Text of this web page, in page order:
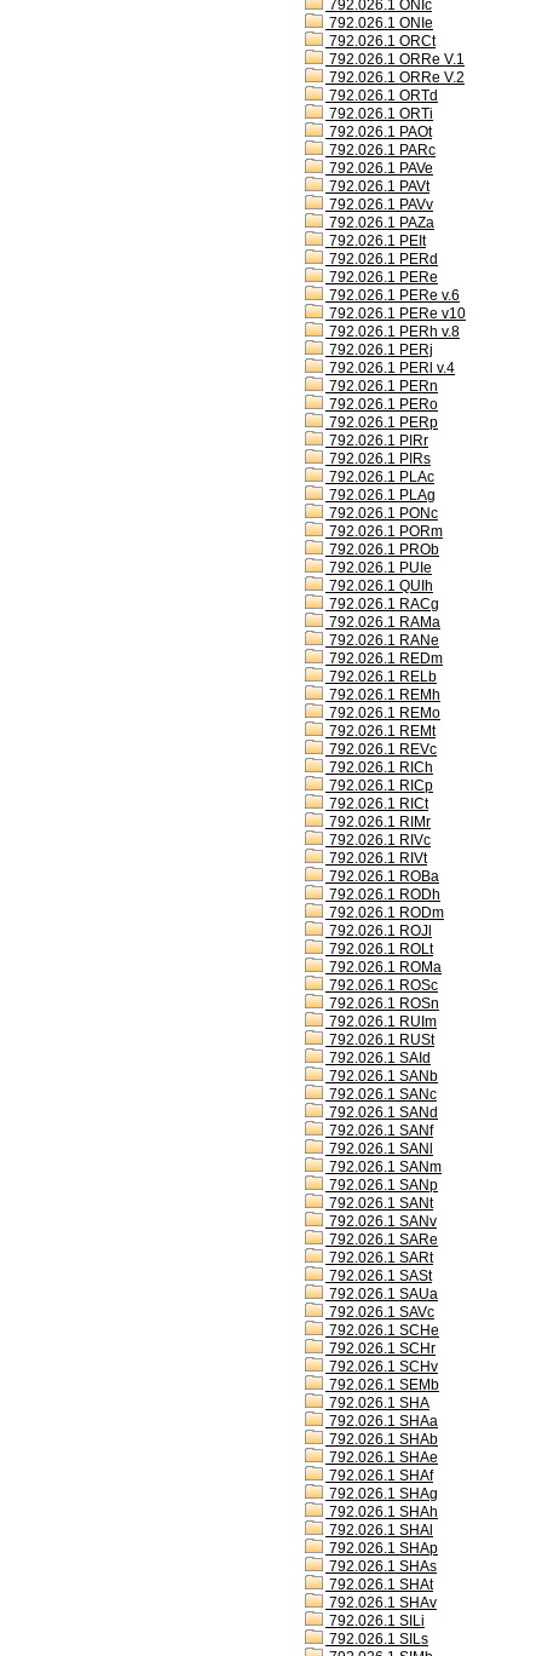
792.026.1 ONIc
792.026.1 ONIe
792.026.1 ORCt
792.026.1 ORRe V.1
792.026.1 ORRe V.2
792.026.1 ORTd
792.026.1 ORTi
792.026.1 PAOt
792.026.1 PARc
792.026.1 PAVe
792.026.1 PAVt
792.026.1 PAVv
792.026.1 PAZa
792.026.1 PEIt
792.026.1 PERd
792.026.1 PERe
792.026.1 PERe v.6
792.026.1 PERe v10
792.026.1 PERh v.8
792.026.1 PERj
792.026.1 PERl v.4
792.026.1 PERn
792.026.1 PERo
792.026.1 PERp
792.026.1 PIRr
792.026.1 PIRs
792.026.1 PLAc
792.026.1 PLAg
792.026.1 PONc
792.026.1 PORm
792.026.1 PROb
792.026.1 PUIe
792.026.1 QUIh
792.026.1 RACg
792.026.1 RAMa
792.026.1 RANe
792.026.1 REDm
792.026.1 RELb
792.026.1 REMh
792.026.1 REMo
792.026.1 REMt
792.026.1 REVc
792.026.1 RICh
792.026.1 RICp
792.026.1 RICt
792.026.1 RIMr
792.026.1 RIVc
792.026.1 RIVt
792.026.1 ROBa
792.026.1 RODh
792.026.1 RODm
792.026.1 ROJl
792.026.1 ROLt
792.026.1 ROMa
792.026.1 ROSc
792.026.1 ROSn
792.026.1 RUIm
792.026.1 RUSt
792.026.1 SAId
792.026.1 SANb
792.026.1 SANc
792.026.1 SANd
792.026.1 SANf
792.026.1 SANl
792.026.1 SANm
792.026.1 SANp
792.026.1 SANt
792.026.1 SANv
792.026.1 SARe
792.026.1 SARt
792.026.1 SASt
792.026.1 SAUa
792.026.1 SAVc
792.026.1 SCHe
792.026.1 SCHr
792.026.1 SCHv
792.026.1 SEMb
792.026.1 SHA
792.026.1 SHAa
792.026.1 SHAb
792.026.1 SHAe
792.026.1 SHAf
792.026.1 SHAg
792.026.1 SHAh
792.026.1 SHAl
792.026.1 SHAp
792.026.1 SHAs
792.026.1 SHAt
792.026.1 SHAv
792.026.1 SILi
792.026.1 SILs